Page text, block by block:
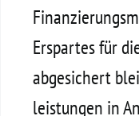
Erspartes für
abgesichert
leistungen in